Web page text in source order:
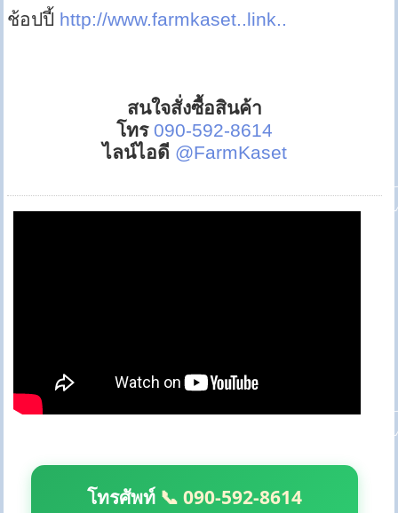
ช้อปปี้ http://www.farmkaset..link..
สนใจสั่งซื้อสินค้า
โทร 090-592-8614
ไลน์ไอดี @FarmKaset
โทรศัพท์ 📞 090-592-8614